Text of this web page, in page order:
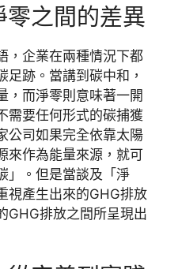
之間的差異
，企業在兩種情況下都
足跡。當講到碳中和，
，而淨零則意味著一開
需要任何形式的碳捕獲
公司如果完全依靠太陽
來作為能量來源，就可
」。但是當談及「淨
視產生出來的GHG排放
GHG排放之間所呈現出